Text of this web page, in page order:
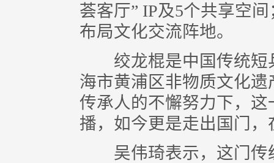
荟客厅” IP及5个共享空
布局文化交流阵地。
绞龙棍是中国传统短
海市黄浦区非物质文化
传承人的不懈努力下，
播，如今更是走出国门
吴伟琦表示，这门传